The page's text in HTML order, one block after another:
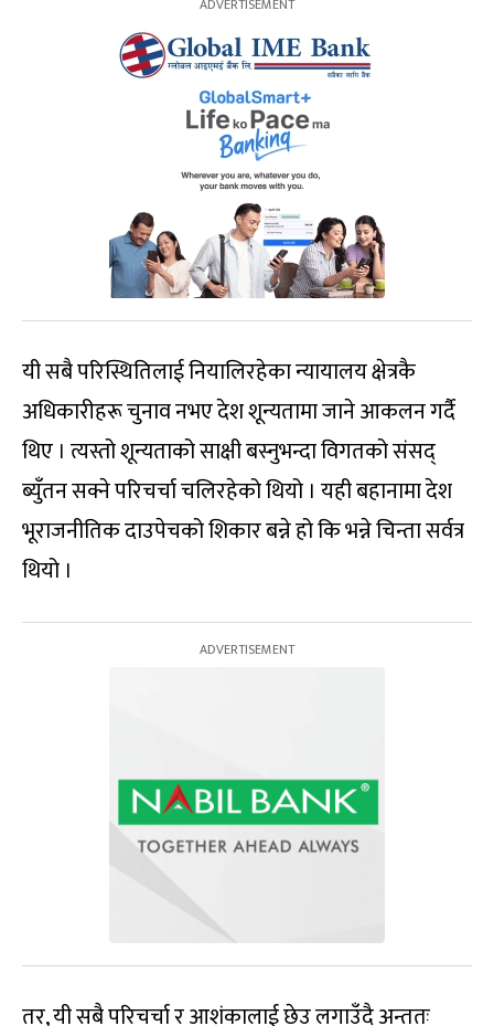
यी सबै परिस्थितिलाई नियालिरहेका न्यायालय क्षेत्रकै
अधिकारीहरू चुनाव नभए देश शून्यतामा जाने आकलन गर्दै
थिए । त्यस्तो शून्यताको साक्षी बस्नुभन्दा विगतको संसद्
ब्युँतन सक्ने परिचर्चा चलिरहेको थियो । यही बहानामा देश
भूराजनीतिक दाउपेचको शिकार बन्ने हो कि भन्ने चिन्ता सर्वत्र
थियो ।
तर, यी सबै परिचर्चा र आशंकालाई छेउ लगाउँदै अन्ततः